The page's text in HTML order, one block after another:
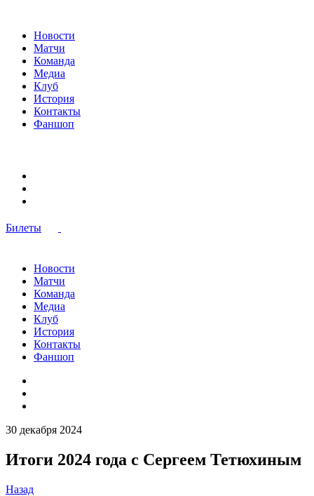
Новости
Матчи
Команда
Медиа
Клуб
История
Контакты
Фаншоп
Билеты
Новости
Матчи
Команда
Медиа
Клуб
История
Контакты
Фаншоп
30 декабря 2024
Итоги 2024 года с Сергеем Тетюхиным
Назад